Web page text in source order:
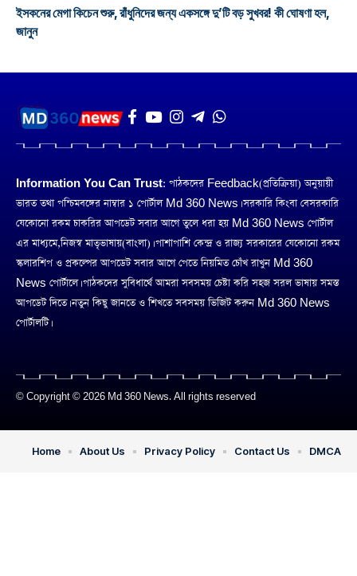
ইসকনের মেগা কিচেন শুরু, রাঁধুনিদের জন্য একসঙ্গে দু’টি বড় সুখবর! কী ঘোষণা হল,
জানুন
Information You Can Trust: পাঠকদের Feedback(প্রতিক্রিয়া) অনুয়ায়ী
ভারত তথা পশ্চিমবঙ্গের নাম্বার ১ পোর্টাল Md 360 News। সরকারি কিংবা বেসরকারি
যেকোনো রকম চাকরির আপডেট সবার আগে তুলে ধরা হয় Md 360 News পোর্টাল
এর মাধ্যমে,নিজস্ব মাতৃভাষায়(বাংলা)। পাশাপাশি কেন্দ্র ও রাজ্য সরকারের যেকোনো রকম
স্কলারশিপ ও প্রকল্পের আপডেট সবার আগে পেতে নিয়মিত চোঁখ রাখুন Md 360
News পোর্টালে। পাঠকদের সুবিধার্থে আমরা সবসময় চেষ্টা করি সহজ সরল ভাষায় সমস্ত
আপডেট দিতে। নতুন কিছু জানতে ও শিখতে সবসময় ভিজিট করুন Md 360 News
পোর্টালটি।
© Copyright © 2026 Md 360 News. All rights reserved
Home About Us Privacy Policy Contact Us DMCA